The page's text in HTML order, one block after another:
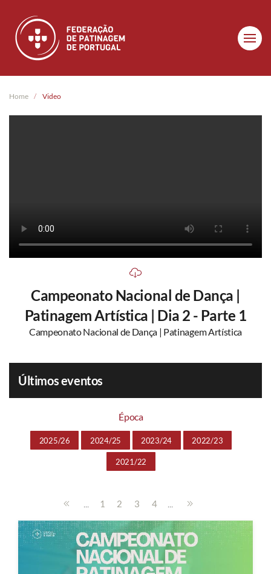
Skip to main content
Home Video
Campeonato Nacional de Dança |
Patinagem Artística | Dia 2 - Parte 1
Campeonato Nacional de Dança | Patinagem Artística
Últimos eventos
Época
2025/26 2024/25 2023/24 2022/23
2021/22
... 1 2 3 4 ...